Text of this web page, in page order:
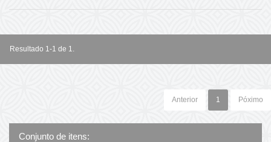
Resultado 1-1 de 1.
Anterior 1 Póximo
Conjunto de itens: